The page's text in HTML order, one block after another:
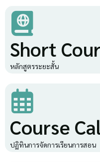
Short
หลักสูตรระยะสั้น
Course
ปฏิทินการจัดการเรียนการสอน